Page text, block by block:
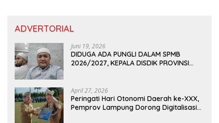
ADVERTORIAL
Juni 19, 2026
DIDUGA ADA PUNGLI DALAM SPMB
2026/2027, KEPALA DISDIK PROVINSI
April 27, 2026
Peringati Hari Otonomi Daerah ke-XXX,
Pemprov Lampung Dorong Digitalisasi